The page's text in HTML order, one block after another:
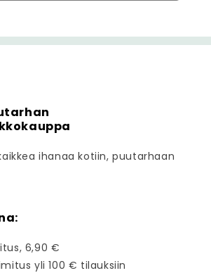
ihanaa kotiin, puutarhaan
6,90 €
yli 100 € tilauksiin